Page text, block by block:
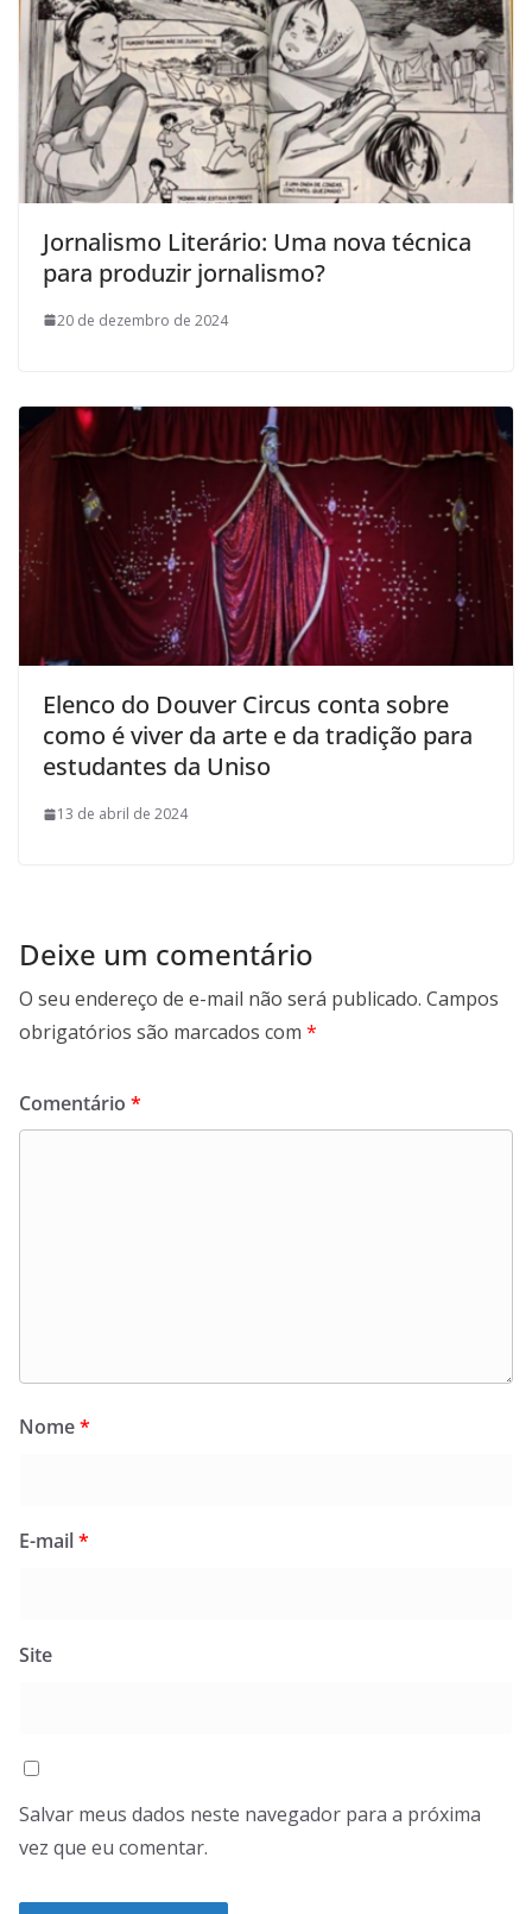
Jornalismo Literário: Uma nova técnica
para produzir jornalismo?
20 de dezembro de 2024
Elenco do Douver Circus conta sobre
como é viver da arte e da tradição para
estudantes da Uniso
13 de abril de 2024
Deixe um comentário
O seu endereço de e-mail não será publicado. Campos
obrigatórios são marcados com *
Comentário *
Nome*
E-mail*
Site
Salvar meus dados neste navegador para a próxima
vez que eu comentar.